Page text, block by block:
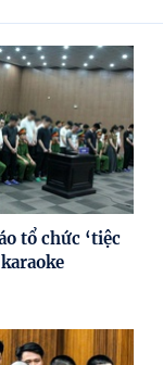
tổ chức ‘tiệc